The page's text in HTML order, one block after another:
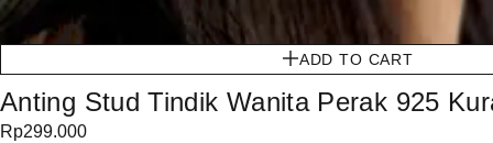
ADD TO CART
Anting Stud Tindik Wanita Perak 925
Rp299.000